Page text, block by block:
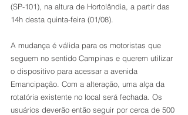
(SP-101), na altura de Hortolândia, a partir das
14h desta quinta-feira (01/08).
A mudança é válida para os motoristas que
seguem no sentido Campinas e querem utilizar
o dispositivo para acessar a avenida
Emancipação. Com a alteração, uma alça da
rotatória existente no local será fechada. Os
usuários deverão então seguir por cerca de 500